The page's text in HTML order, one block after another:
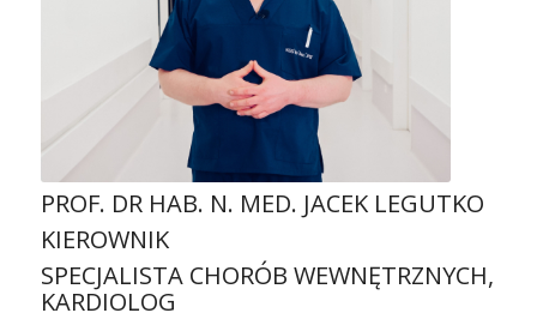
PROF. DR HAB. N. MED. JACEK LEGUTKO
KIEROWNIK
SPECJALISTA CHORÓB WEWNĘTRZNYCH,
KARDIOLOG